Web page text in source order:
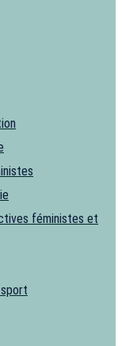
féministes et